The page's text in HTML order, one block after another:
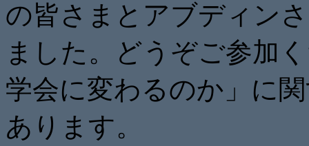
の皆さまとアブディン
ました。どうぞご参加
学会に変わるのか」に
あります。